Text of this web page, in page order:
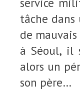
tâche
de
à Séoul, il
alors un
son père…